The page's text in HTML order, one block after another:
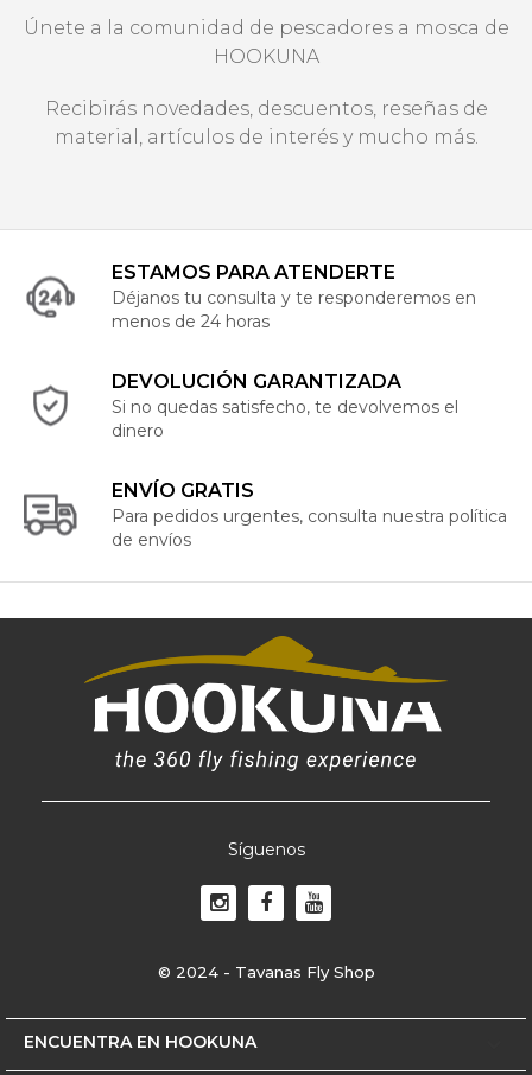
Únete a la comunidad de pescadores a mosca de
HOOKUNA
Recibirás novedades, descuentos, reseñas de
material, artículos de interés y mucho más.
ESTAMOS PARA ATENDERTE
Déjanos tu consulta y te responderemos en
menos de 24 horas
DEVOLUCIÓN GARANTIZADA
Si no quedas satisfecho, te devolvemos el
dinero
ENVÍO GRATIS
Para pedidos urgentes, consulta nuestra política
de envíos
Síguenos
© 2024 - Tavanas Fly Shop
ENCUENTRA EN HOOKUNA